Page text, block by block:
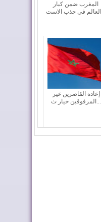
المغرب ضمن كبار
إعادة القاصرين غير
المرفوقين خيار ث...